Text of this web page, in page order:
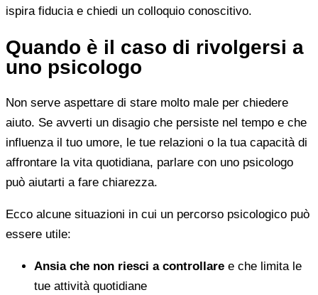
ispira fiducia e chiedi un colloquio conoscitivo.
Quando è il caso di rivolgersi a
uno psicologo
Non serve aspettare di stare molto male per chiedere
aiuto. Se avverti un disagio che persiste nel tempo e che
influenza il tuo umore, le tue relazioni o la tua capacità di
affrontare la vita quotidiana, parlare con uno psicologo
può aiutarti a fare chiarezza.
Ecco alcune situazioni in cui un percorso psicologico può
essere utile:
Ansia che non riesci a controllare e che limita le
tue attività quotidiane